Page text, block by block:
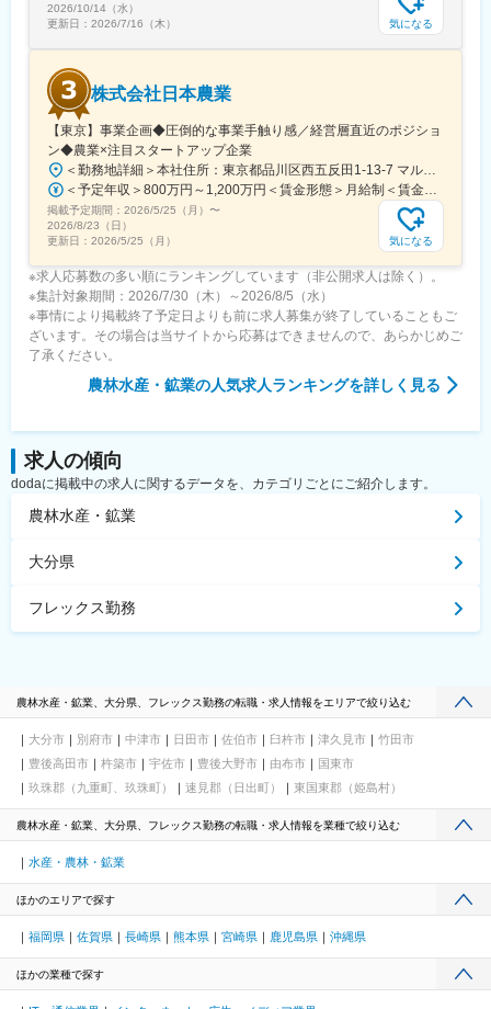
2026/10/14（水）
更新日： 2026/7/16（木） 気になる
株式会社日本農業
【東京】事業企画◆圧倒的な事業手触り感／経営層直近のポジショ
ン◆農業×注目スタートアップ企業
＜勤務地詳細＞本社住所：東京都品川区西五反田1-13-7 マルキビル101号室受動喫煙対策：敷地内全面禁煙変更の範囲：会社の定める事業所（リモートワーク含む）
＜予定年収＞800万円～1,200万円＜賃金形態＞月給制＜賃金内訳＞月額（基本給）：546,666円～850,000円その他固定手当/月：120,000円～150,000円＜月給＞666,666円～1,000,000円＜昇給有無＞有＜残業手当＞有＜給与補足＞※前職年収を考慮させていただきます ・その他固定手当：役職手当・賞与なし賃金はあくまでも目安の金額であり、選考を通じて上下する可能性があります。月給(月額)は固定手当を含めた表記です。
掲載予定期間： 2026/5/25（月） 〜
2026/8/23（日）
更新日： 2026/5/25（月） 気になる
※求人応募数の多い順にランキングしています（非公開求人は除く）。
※集計対象期間：2026/7/30（木）～2026/8/5（水）
※事情により掲載終了予定日よりも前に求人募集が終了していることもご
ざいます。その場合は当サイトから応募はできませんので、あらかじめご
了承ください。
農林水産・鉱業の人気求人ランキングを詳しく見る
求人の傾向
dodaに掲載中の求人に関するデータを、カテゴリごとにご紹介します。
農林水産・鉱業
大分県
フレックス勤務
農林水産・鉱業、大分県、フレックス勤務の転職・求人情報をエリアで絞り込む
大分市 別府市 中津市 日田市 佐伯市 臼杵市 津久見市
竹田市
豊後高田市
杵築市 宇佐市 豊後大野市 由布市
国東市
玖珠郡（九重町、玖珠町）
速見郡（日出町） 東国東郡（姫島村）
農林水産・鉱業、大分県、フレックス勤務の転職・求人情報を業種で絞り込む
水産・農林・鉱業
ほかのエリアで探す
福岡県 佐賀県 長崎県 熊本県 宮崎県 鹿児島県 沖縄県
ほかの業種で探す